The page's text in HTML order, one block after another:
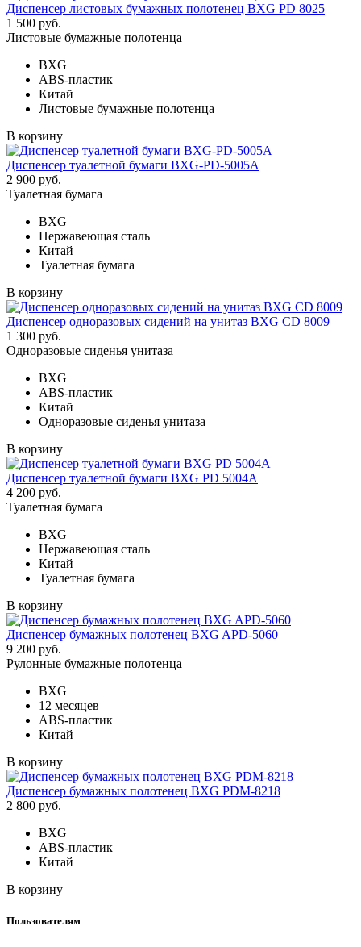
Диспенсер листовых бумажных полотенец BXG PD 8025
1 500 руб.
Листовые бумажные полотенца
BXG
ABS-пластик
Китай
Листовые бумажные полотенца
В корзину
Диспенсер туалетной бумаги BXG-PD-5005A
2 900 руб.
Туалетная бумага
BXG
Нержавеющая сталь
Китай
Туалетная бумага
В корзину
Диспенсер одноразовых сидений на унитаз BXG CD 8009
1 300 руб.
Одноразовые сиденья унитаза
BXG
ABS-пластик
Китай
Одноразовые сиденья унитаза
В корзину
Диспенсер туалетной бумаги BXG PD 5004A
4 200 руб.
Туалетная бумага
BXG
Нержавеющая сталь
Китай
Туалетная бумага
В корзину
Диспенсер бумажных полотенец BXG APD-5060
9 200 руб.
Рулонные бумажные полотенца
BXG
12 месяцев
ABS-пластик
Китай
В корзину
Диспенсер бумажных полотенец BXG PDM-8218
2 800 руб.
BXG
ABS-пластик
Китай
В корзину
Пользователям